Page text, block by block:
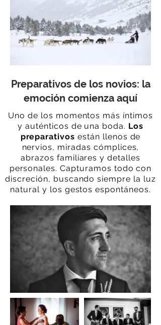
Preparativos de los novios: la
emoción comienza aquí
Uno de los momentos más íntimos
y auténticos de una boda. Los
preparativos están llenos de
nervios, miradas cómplices,
abrazos familiares y detalles
personales. Capturamos todo con
discreción, buscando siempre la luz
natural y los gestos espontáneos.